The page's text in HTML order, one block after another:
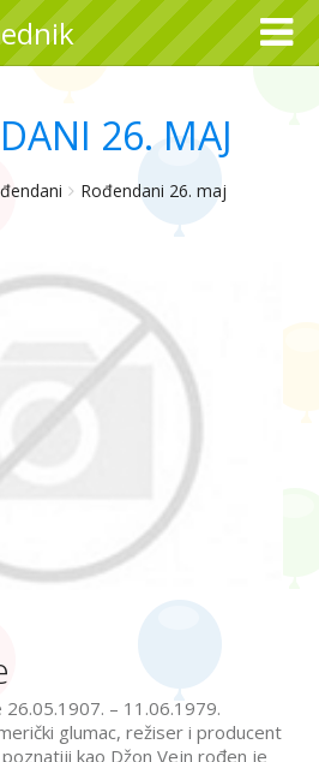
26. MAJ
Rođendani 26. maj
26.05.1907. – 11.06.1979.
glumac, režiser i producent
kao Džon Vejn rođen je